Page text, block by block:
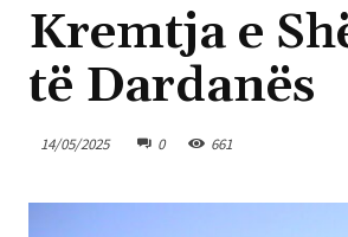
Kremtja e
të Dardanës
14/05/2025 0 661